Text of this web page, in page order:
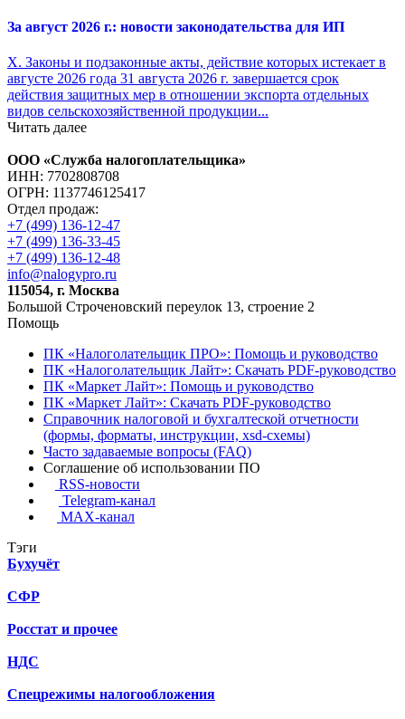
За август 2026 г.: новости законодательства для ИП
X. Законы и подзаконные акты, действие которых истекает в
августе 2026 года 31 августа 2026 г. завершается срок
действия защитных мер в отношении экспорта отдельных
видов сельскохозяйственной продукции...
Читать далее
ООО «Служба налогоплательщика»
ИНН: 7702808708
ОГРН: 1137746125417
Отдел продаж:
+7 (499) 136-12-47
+7 (499) 136-33-45
+7 (499) 136-12-48
info@nalogypro.ru
115054, г. Москва
Большой Строченовский переулок 13, строение 2
Помощь
ПК «Налоголательщик ПРО»: Помощь и руководство
ПК «Налоголательщик Лайт»: Скачать PDF-руководство
ПК «Маркет Лайт»: Помощь и руководство
ПК «Маркет Лайт»: Скачать PDF-руководство
Справочник налоговой и бухгалтеской отчетности
(формы, форматы, инструкции, xsd-схемы)
Часто задаваемые вопросы (FAQ)
Соглашение об использовании ПО
RSS-новости
Telegram-канал
MAX-канал
Тэги
Бухучёт
СФР
Росстат и прочее
НДС
Спецрежимы налогообложения